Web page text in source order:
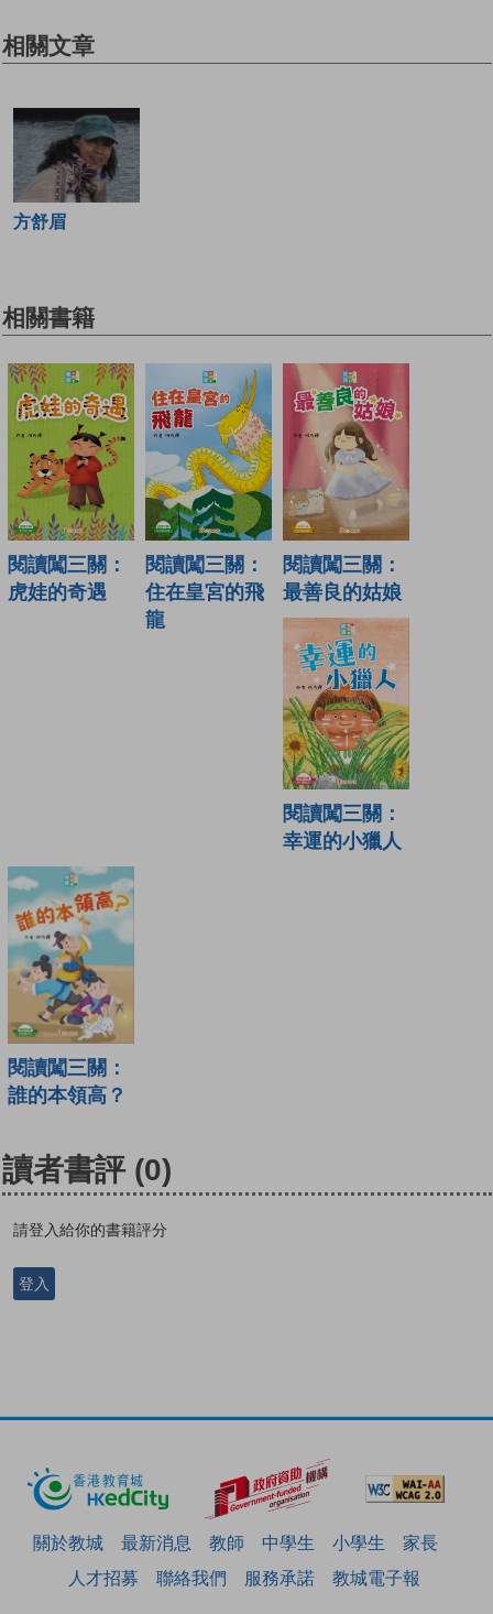
相關文章
方舒眉
相關書籍
閱讀闖三關：
虎娃的奇遇
閱讀闖三關：
住在皇宮的飛
龍
閱讀闖三關：
最善良的姑娘
閱讀闖三關：
幸運的小獵人
閱讀闖三關：
誰的本領高？
讀者書評 (0)
請登入給你的書籍評分
登入
關於教城 最新消息 教師 中學生 小學生
家長
人才招募
聯絡我們 服務承諾 教城電子報